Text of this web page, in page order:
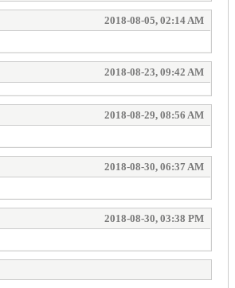
2018-08-05, 02:14 AM
2018-08-23, 09:42 AM
2018-08-29, 08:56 AM
2018-08-30, 06:37 AM
2018-08-30, 03:38 PM